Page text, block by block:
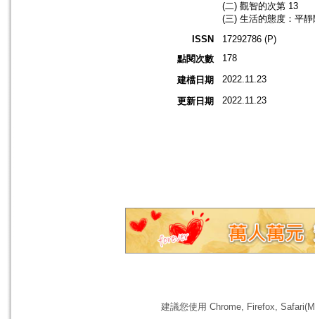
(二) 觀智的次第 13
(三) 生活的態度：平
ISSN
17292786 (P)
點閱次數
178
建檔日期 2022.11.23
更新日期 2022.11.23
建議您使用 Chrome, Firefox,